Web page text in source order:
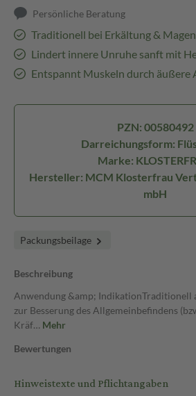
Persönliche Beratung
Traditionell bei Erkältung &
Lindert innere Unruhe sanft mit
Entspannt Muskeln durch äußere
PZN: 00580492
Darreichungsform:
Marke:
Hersteller: MCM Klosterfrau
mbH
Packungsbeilage
Beschreibung
Anwendung &amp; IndikationTraditionell
zur Besserung des Allgemeinbefindens
Kräf… Mehr
Bewertungen
Hinweistexte und Pflichtangaben